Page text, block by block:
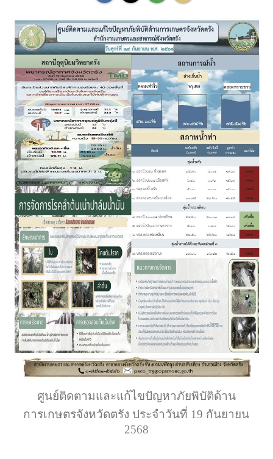
ศูนย์ติดตามและแก้ไขปัญหาภัยพิบัติด้าน
การเกษตรจังหวัดตรัง ประจำวันที่ 19 กันยายน
2568